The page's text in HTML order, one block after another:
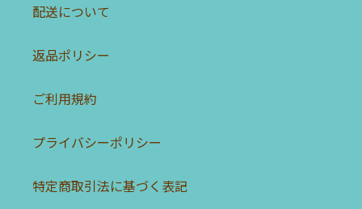
配送について
返品ポリシー
ご利用規約
プライバシーポリシー
特定商取引法に基づく表記